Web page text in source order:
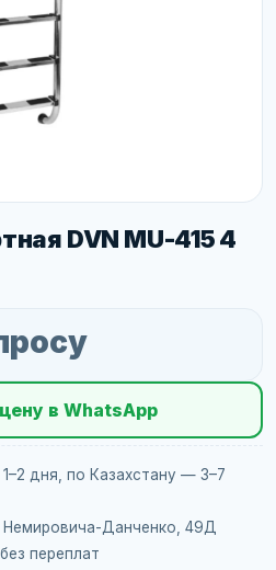
DVN MU-415 4
в WhatsApp
дня, по Казахстану — 3–7
Данченко, 49Д
переплат